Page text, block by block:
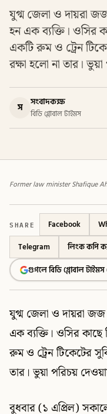
যুগ্ম জেলা ও দায়রা
হন এক ব্যক্তি। ওসির
একটি রুম ও ট্রেন
রক্ষা হলো না তার।
স সংবাদকক্ষ
বিডি গ্লোবাল টাইমস
Former law minister Shafique
SHARE Facebook
Telegram
লিংক কপি
গুগলে বিডি গ্লোবাল
যুগ্ম জেলা ও দায়রা জজ
এক ব্যক্তি। ওসির
রুম ও ট্রেন টিকেটের
তার। ভুয়া পরিচয়
বুধবার (১ এপ্রিল)